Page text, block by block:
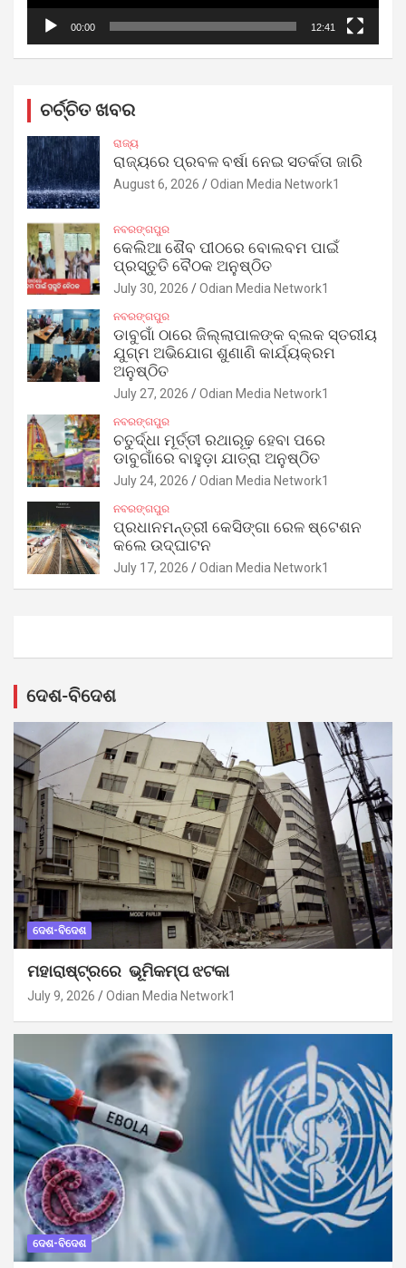
00:00 12:41
ଚର୍ଚ୍ଚିତ ଖବର
ରାଜ୍ୟ
ରାଜ୍ୟରେ ପ୍ରବଳ ବର୍ଷା ନେଇ ସତର୍କତା ଜାରି
August 6, 2026 Odian Media Network1
ନବରଙ୍ଗପୁର
କେଲିଆ ଶୈବ ପୀଠରେ ବୋଲବମ ପାଇଁ
ପ୍ରସ୍ତୁତି ବୈଠକ ଅନୁଷ୍ଠିତ
July 30, 2026 Odian Media Network1
ନବରଙ୍ଗପୁର
ଡାବୁଗାଁ ଠାରେ ଜିଲ୍ଲାପାଳଙ୍କ ବ୍ଲକ ସ୍ତରୀୟ
ଯୁଗ୍ମ ଅଭିଯୋଗ ଶୁଣାଣି କାର୍ଯ୍ୟକ୍ରମ
ଅନୁଷ୍ଠିତ
July 27, 2026 Odian Media Network1
ନବରଙ୍ଗପୁର
ଚତୁର୍ଦ୍ଧା ମୂର୍ତ୍ତୀ ରଥାରୂଢ଼ ହେବା ପରେ
ଡାବୁଗାଁରେ ବାହୁଡ଼ା ଯାତ୍ରା ଅନୁଷ୍ଠିତ
July 24, 2026 Odian Media Network1
ନବରଙ୍ଗପୁର
ପ୍ରଧାନମନ୍ତ୍ରୀ କେସିଙ୍ଗା ରେଳ ଷ୍ଟେଶନ
କଲେ ଉଦ୍‌ଘାଟନ
July 17, 2026 Odian Media Network1
ଦେଶ-ବିଦେଶ
ଦେଶ-ବିଦେଶ
ମହାରାଷ୍ଟ୍ରରେ ଭୂମିକମ୍ପ ଝଟକା
July 9, 2026 Odian Media Network1
ଦେଶ-ବିଦେଶ